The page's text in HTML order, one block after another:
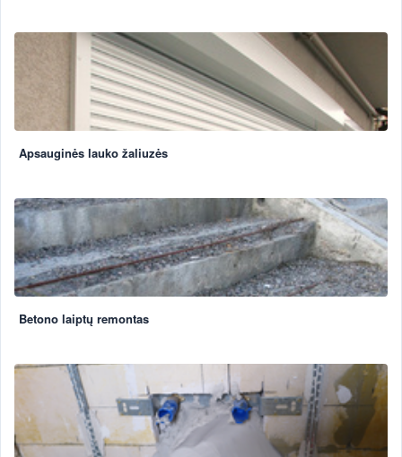
Apsauginės lauko žaliuzės
Betono laiptų remontas